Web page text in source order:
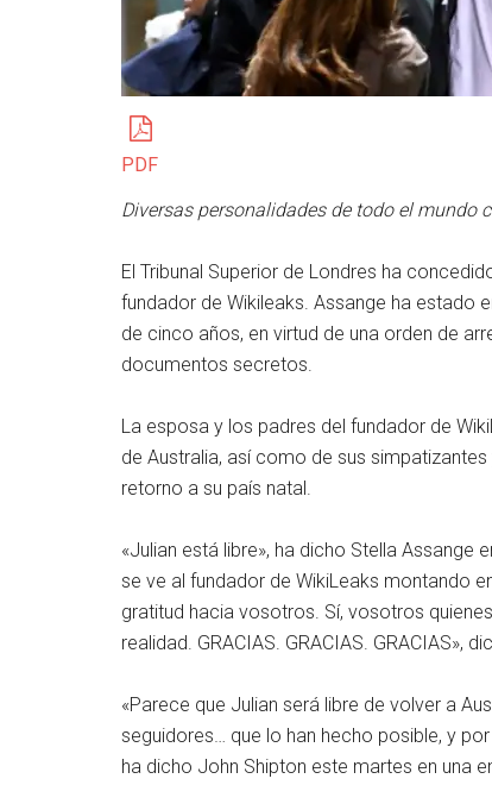
PDF
Diversas personalidades de todo el mundo
El Tribunal Superior de Londres ha
fundador de Wikileaks. Assange ha estado
de cinco años, en virtud de una orden de
documentos secretos.
La esposa y los padres del fundador de
de Australia, así como de sus
retorno a su país natal.
«Julian está libre», ha dicho Stella Assange
se ve al fundador de WikiLeaks montando
gratitud hacia vosotros. Sí, vosotros
realidad. GRACIAS. GRACIAS. GRACIAS»,
«Parece que Julian será libre de volver a
seguidores… que lo han hecho posible, y
ha dicho John Shipton este martes en una